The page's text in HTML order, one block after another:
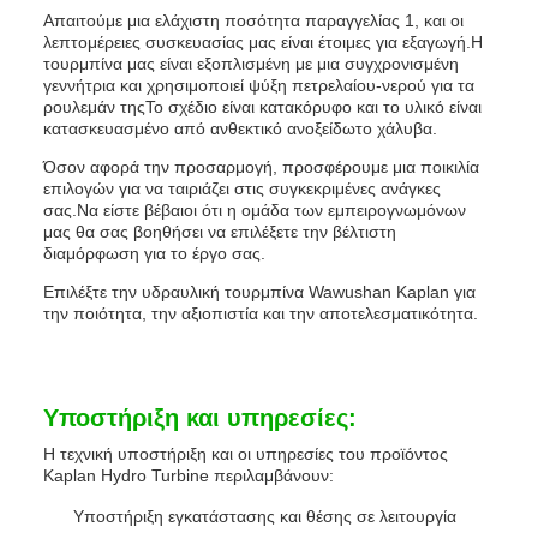
Απαιτούμε μια ελάχιστη ποσότητα παραγγελίας 1, και οι
λεπτομέρειες συσκευασίας μας είναι έτοιμες για εξαγωγή.Η
τουρμπίνα μας είναι εξοπλισμένη με μια συγχρονισμένη
γεννήτρια και χρησιμοποιεί ψύξη πετρελαίου-νερού για τα
ρουλεμάν τηςΤο σχέδιο είναι κατακόρυφο και το υλικό είναι
κατασκευασμένο από ανθεκτικό ανοξείδωτο χάλυβα.
Όσον αφορά την προσαρμογή, προσφέρουμε μια ποικιλία
επιλογών για να ταιριάζει στις συγκεκριμένες ανάγκες
σας.Να είστε βέβαιοι ότι η ομάδα των εμπειρογνωμόνων
μας θα σας βοηθήσει να επιλέξετε την βέλτιστη
διαμόρφωση για το έργο σας.
Επιλέξτε την υδραυλική τουρμπίνα Wawushan Kaplan για
την ποιότητα, την αξιοπιστία και την αποτελεσματικότητα.
Υποστήριξη και υπηρεσίες:
Η τεχνική υποστήριξη και οι υπηρεσίες του προϊόντος
Kaplan Hydro Turbine περιλαμβάνουν:
Υποστήριξη εγκατάστασης και θέσης σε λειτουργία